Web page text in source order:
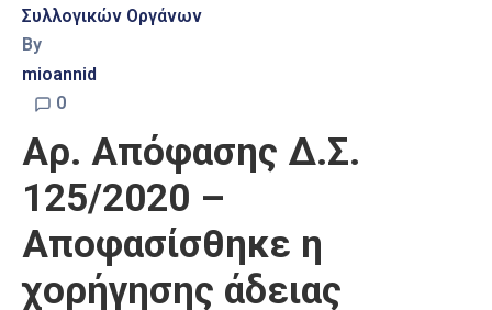
Υπηρεσίες
Του
Δήμου
Αποφάσεις
Τηλέφωνα
Συλλογικών Οργάνων
By
mioannid
0
Αρ. Απόφασης Δ.Σ.
125/2020 –
Αποφασίσθηκε η
χορήγησης άδειας